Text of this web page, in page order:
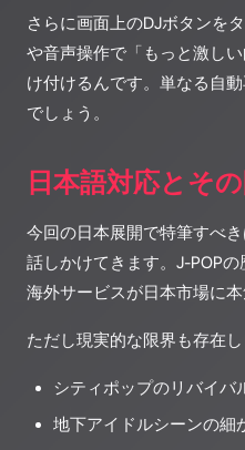
さらに画面上のDJボタンを
や音声操作で「もっと激し
け付けるんです。単なる自動
でしょう。
日本語対応とそ
今回の日本展開で特筆すべ
話しかけてきます。J-POP
海外サービスが日本市場に
ただし現実的な限界も存在
シティポップのリバイバ
地下アイドルシーンの細